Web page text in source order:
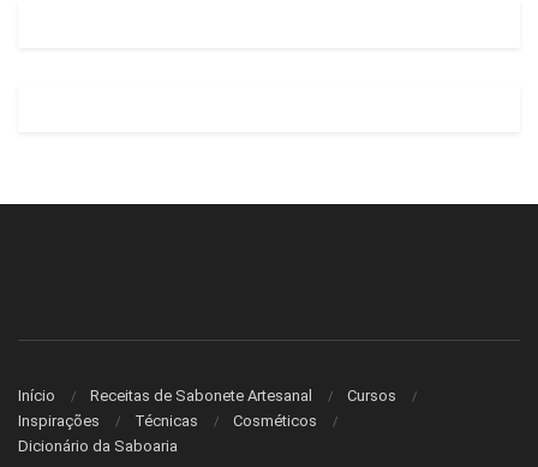
Início Receitas de Sabonete Artesanal
Cursos
Inspirações
Técnicas
Cosméticos
Dicionário da Saboaria